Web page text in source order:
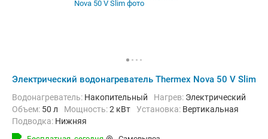
Электрический водонагреватель Thermex Nova 50 V Slim
Водонагреватель: Накопительный нагрев: Электрический
Объем: 50 л Мощность:2 кВт Установка: Вертикальная
Подводка: Нижняя